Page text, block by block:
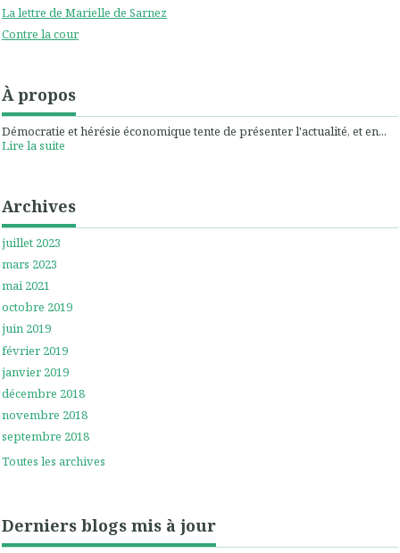
La lettre de Marielle de Sarnez
Contre la cour
À propos
Démocratie et hérésie économique tente de présenter l'actualité, et en...
Lire la suite
Archives
juillet 2023
mars 2023
mai 2021
octobre 2019
juin 2019
février 2019
janvier 2019
décembre 2018
novembre 2018
septembre 2018
Toutes les archives
Derniers blogs mis à jour